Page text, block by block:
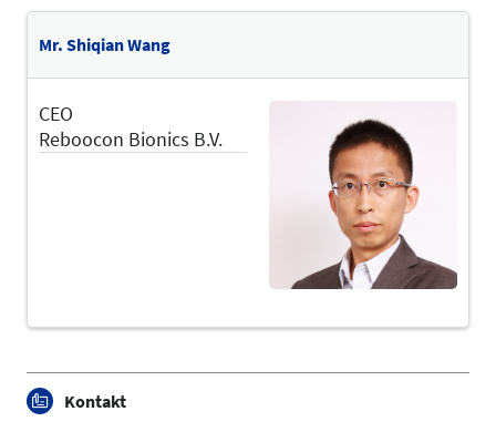
Mr. Shiqian Wang
CEO
Reboocon Bionics B.V.
Kontakt